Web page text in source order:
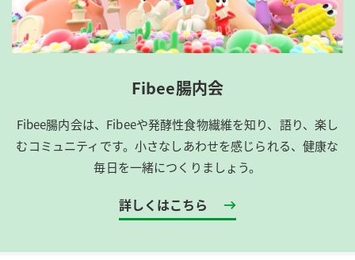
Fibee腸内会
Fibee腸内会は、​Fibeeや発酵性食物繊維を知り、語り、楽し
むコミュニティです。​小さなしあわせを感じられる、健康な
毎日を一緒につくりましょう。
詳しくはこちら